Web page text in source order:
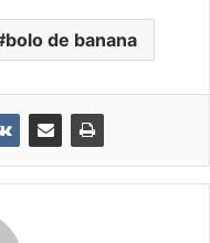
bolo de banana